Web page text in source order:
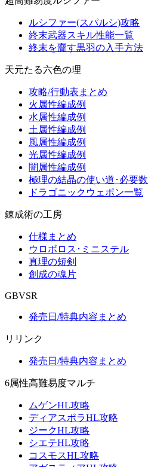
ルシファー(スパルシ)攻略
終末武器スキル性能一覧
終末を齎す黒羽の入手方法
天元たる六色の理
攻略/行動表まとめ
火属性編成例
水属性編成例
土属性編成例
風属性編成例
光属性編成例
闇属性編成例
極理の結晶の使い道･必要数
ドラゴニックウェポン一覧
錬成術の工房
仕様まとめ
ウロボロス･ミニステル
真理の短剣
創成の魂片
GBVSR
発売日/特典内容まとめ
リリンク
発売日/特典内容まとめ
6属性高難易度マルチ
ムゲンHL攻略
ディアスポラHL攻略
ジークHL攻略
シエテHL攻略
コスモスHL攻略